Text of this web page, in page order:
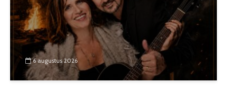
6 augustus 2026